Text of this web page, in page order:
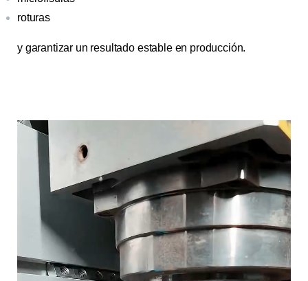
roturas
y garantizar un resultado estable en producción.